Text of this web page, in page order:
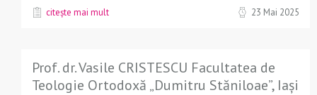
citește mai mult 23 Mai 2025
Prof. dr. Vasile CRISTESCU Facultatea de
Teologie Ortodoxă „Dumitru Stăniloae”, Iași